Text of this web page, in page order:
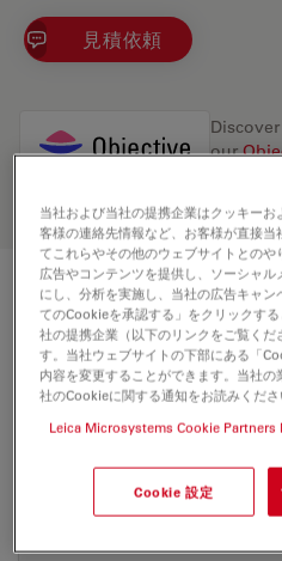
見積依頼
our
技術仕様
製品番号
カバーガラス
当社および当社の提携企業はクッキー
客様の連絡先情報など、お客様が直接
てこれらやその他のウェブサイトとの
広告やコンテンツを提供し、ソーシャ
にし、分析を実施し、当社の広告キャ
てのCookieを承認する」をクリックす
社の提携企業（以下のリンクをご覧くだ
す。当社ウェブサイトの下部にある「
内容を変更することができます。当社
社のCookieに関する通知をお読みくだ
Leica Microsystems Cookie Partners
Cookie 設定